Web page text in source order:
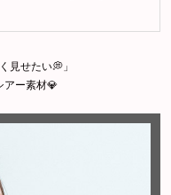
見せたい💭」
アー素材💎